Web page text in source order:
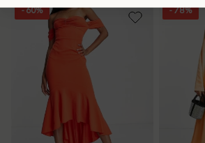
- 60% - 78%